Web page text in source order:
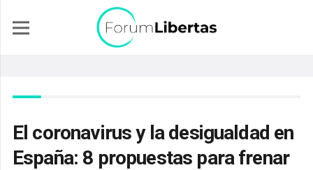
El coronavirus y la desigualdad en
España: 8 propuestas para frenar